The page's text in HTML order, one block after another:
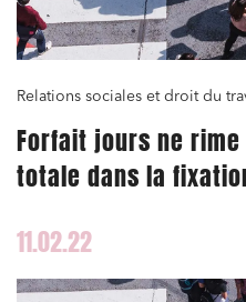
Relations sociales et droit du
Forfait jours ne
totale dans la
11.02.22